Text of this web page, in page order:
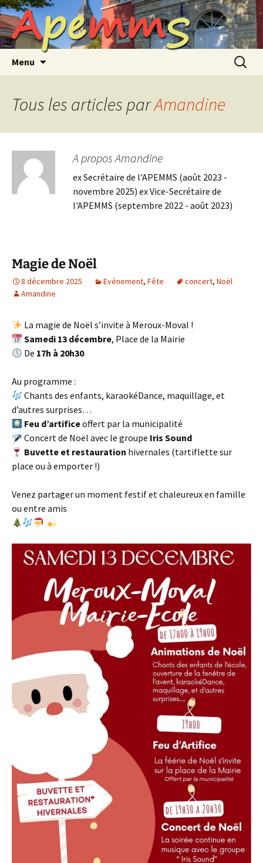
Aller
au
contenu
ApemmS
Menu
Tous les articles parAmandine
A propos Amandine
ex Secrétaire de l'APEMMS (août 2023 -
novembre 2025) ex Vice-Secrétaire de
l'APEMMS (septembre 2022 - août 2023)
Magie de Noël
8 décembre 2025 Evénement, Fête concert, Noël
Amandine
La magie de Noël s’invite à Meroux-Moval !
Samedi 13 décembre, Place de la Mairie
De 17h à 20h30
Au programme :
Chants des enfants, karaokéDance, maquillage, et
d’autres surprises…
Feu d’artificeoffert par la municipalité
Concert de Noël avec le groupe Iris Sound
Buvette et restauration hivernales (tartiflette sur
place ou à emporter !)
Venez partager un moment festif et chaleureux en famille
ou entre amis